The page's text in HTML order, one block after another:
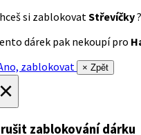
si zablokovat Střevíčky?
dárek pak nekoupí pro
zablokovat
× Zpět
zablokování dárku